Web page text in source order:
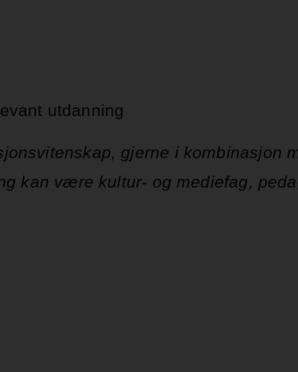
utdanning
gjerne i kombinasjon
kan være kultur- og mediefag,